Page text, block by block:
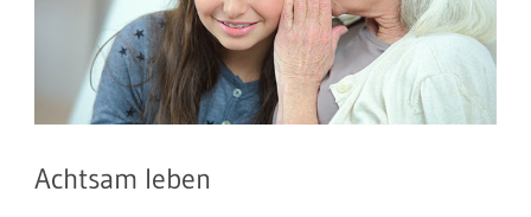
Achtsam leben